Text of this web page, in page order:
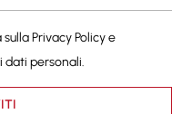
sullaPrivacy Policye
personali.